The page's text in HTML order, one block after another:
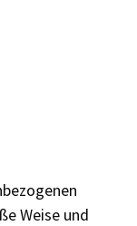
Weise und